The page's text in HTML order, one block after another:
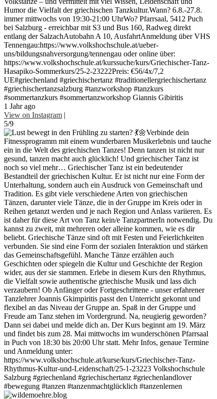
Humor die Vielfalt der griechischen Tanzkultur.Wann? 6.8.-27.8.
immer mittwochs von 19:30-21:00 UhrWo? Pfarrsaal, 5412 Puch
bei Salzburg - erreichbar mit S3 und Bus 160, Radweg direkt
entlang der SalzachAutobahn A 10, AusfahrtAnmeldung über VHS
Tennengau:https://www.volkshochschule.at/ueber-
uns/bildungsnahversorgung/tennengau oder online über:
https://www.volkshochschule.at/kurssuche/kurs/Griechischer-Tanz-
Hasapiko-Sommerkurs/25-2-23222Preis: €56/4x/7,2
UE#griechenland #griechischertanz #traditionellergriechischertanz
#griechischertanzsalzburg #tanzworkshop #tanzkurs
#sommertanzkurs #sommertanzworkshop Giannis Gibiritis
1 Jahr ago
View on Instagram |
5/9